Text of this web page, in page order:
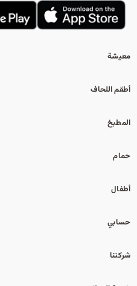
معيشة
أطقم اللحاف
المطبخ
حمام
أطفال
حسابي
شركتنا